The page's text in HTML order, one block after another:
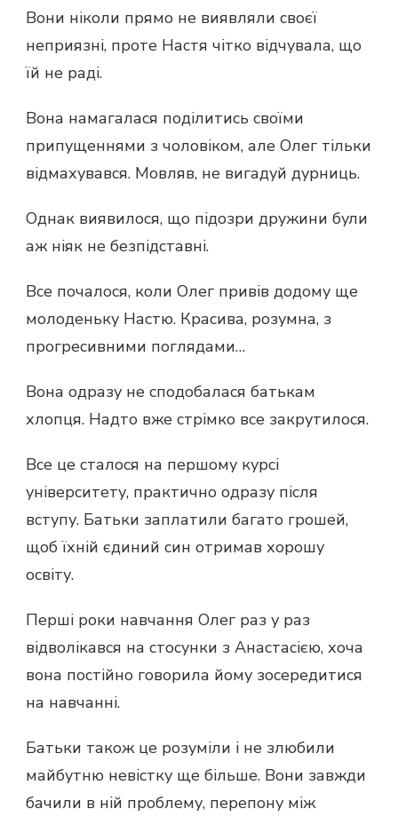
Вони ніколи прямо не виявляли своєї
неприязні, проте Настя чітко відчувала, що
їй не раді.
Вона намагалася поділитись своїми
припущеннями з чоловіком, але Олег тільки
відмахувався. Мовляв, не вигадуй дурниць.
Однак виявилося, що підозри дружини були
аж ніяк не безпідставні.
Все почалося, коли Олег привів додому ще
молоденьку Настю. Красива, розумна, з
прогресивними поглядами…
Вона одразу не сподобалася батькам
хлопця. Надто вже стрімко все закрутилося.
Все це сталося на першому курсі
університету, практично одразу після
вступу. Батьки заплатили багато грошей,
щоб їхній єдиний син отримав хорошу
освіту.
Перші роки навчання Олег раз у раз
відволікався на стосунки з Анастасією, хоча
вона постійно говорила йому зосередитися
на навчанні.
Батьки також це розуміли і не злюбили
майбутню невістку ще більше. Вони завжди
бачили в ній проблему, перепону між